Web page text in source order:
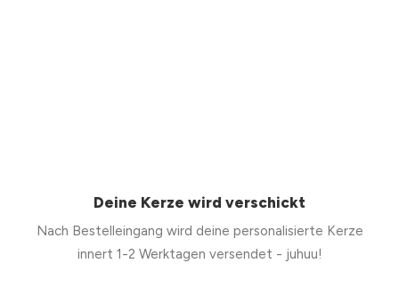
Deine Kerze wird verschickt
Nach Bestelleingang wird deine personalisierte Kerze
innert 1-2 Werktagen versendet - juhuu!